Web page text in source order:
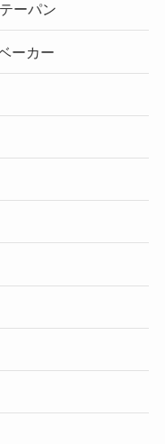
ーパン
ーカー